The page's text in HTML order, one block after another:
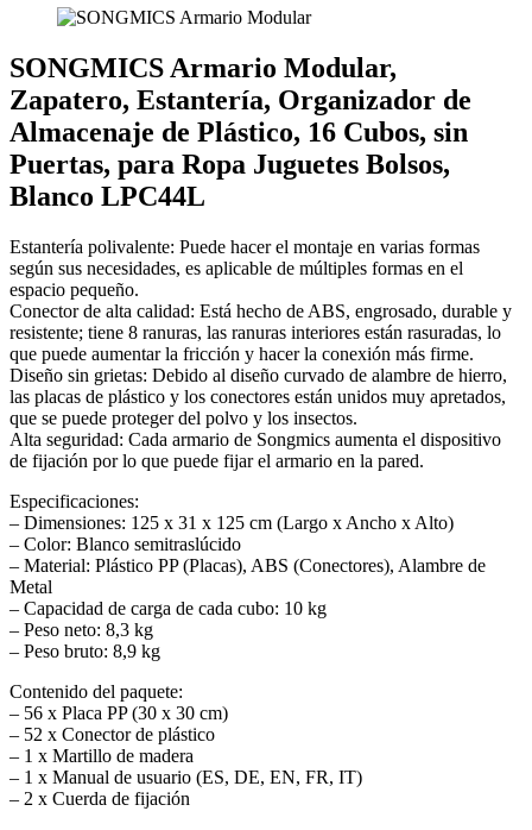
SONGMICS Armario Modular,
Zapatero, Estantería, Organizador de
Almacenaje de Plástico, 16 Cubos, sin
Puertas, para Ropa Juguetes Bolsos,
Blanco LPC44L
Estantería polivalente: Puede hacer el montaje en varias formas
según sus necesidades, es aplicable de múltiples formas en el
espacio pequeño.
Conector de alta calidad: Está hecho de ABS, engrosado, durable y
resistente; tiene 8 ranuras, las ranuras interiores están rasuradas, lo
que puede aumentar la fricción y hacer la conexión más firme.
Diseño sin grietas: Debido al diseño curvado de alambre de hierro,
las placas de plástico y los conectores están unidos muy apretados,
que se puede proteger del polvo y los insectos.
Alta seguridad: Cada armario de Songmics aumenta el dispositivo
de fijación por lo que puede fijar el armario en la pared.
Especificaciones:
– Dimensiones: 125 x 31 x 125 cm (Largo x Ancho x Alto)
– Color: Blanco semitraslúcido
– Material: Plástico PP (Placas), ABS (Conectores), Alambre de
Metal
– Capacidad de carga de cada cubo: 10 kg
– Peso neto: 8,3 kg
– Peso bruto: 8,9 kg
Contenido del paquete:
– 56 x Placa PP (30 x 30 cm)
– 52 x Conector de plástico
– 1 x Martillo de madera
– 1 x Manual de usuario (ES, DE, EN, FR, IT)
– 2 x Cuerda de fijación